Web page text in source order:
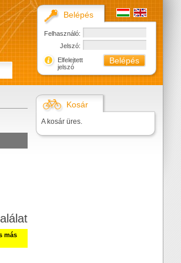
más
Kosár
A kosár üres.
Belépés
Felhasználó:
Jelszó:
Elfelejtett
jelszó